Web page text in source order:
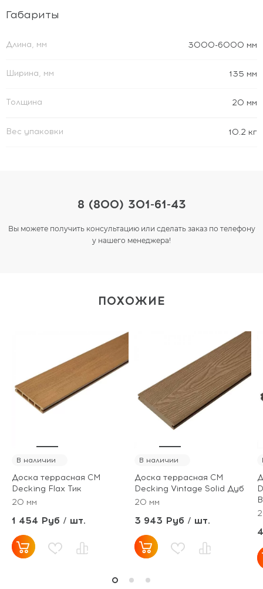
Габариты
Длина, мм 3000-6000 мм
Ширина, мм 135 мм
Толщина 20 мм
Вес упаковки 10.2 кг
8 (800) 301-61-43
Вы можете получить консультацию или сделать заказ по телефону
у нашего менеджера!
ПОХОЖИЕ
В наличии
Доска террасная CM
Decking Flax Тик
20 мм
1 454 Руб / шт.
В наличии
Доска террасная CM
Decking Vintage Solid Дуб
20 мм
3 943 Руб / шт.